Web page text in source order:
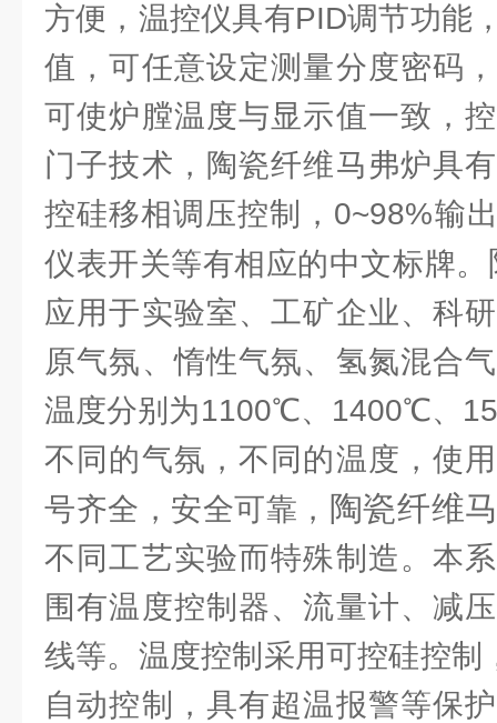
方便，温控仪具有PID调节功能
值，可任意设定测量分度密码
可使炉膛温度与显示值一致，
门子技术，陶瓷纤维马弗炉具
控硅移相调压控制，0~98%输
仪表开关等有相应的中文标牌。
应用于实验室、工矿企业、科
原气氛、惰性气氛、氢氮混合
温度分别为1100℃、1400℃、
不同的气氛，不同的温度，使
号齐全，安全可靠， 陶瓷纤维
不同工艺实验而特殊制造。本
围有温度控制器、流量计、减
线等。温度控制采用可控硅控制
自动控制，具有超温报警等保